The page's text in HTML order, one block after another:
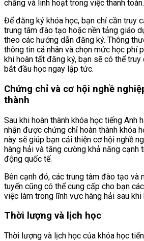
chăng và linh hoạt trong việc thanh toán.
Để đăng ký khóa học, bạn chỉ cần truy
trung tâm đào tạo hoặc nền tảng giáo
theo các hướng dẫn đăng ký. Thông
thông tin cá nhân và chọn mức học phí
khi hoàn tất đăng ký, bạn sẽ có thể
bắt đầu học ngay lập tức.
Chứng chỉ và cơ hội nghề
thành
Sau khi hoàn thành khóa học tiếng Anh
nhận được chứng chỉ hoàn thành khóa
này sẽ giúp bạn cải thiện cơ hội nghề
hàng hải và tăng cường khả năng cạnh
động quốc tế.
Bên cạnh đó, các trung tâm đào tạo và
tuyến cũng có thể cung cấp cho bạn
việc làm trong lĩnh vực hàng hải sau khi
Thời lượng và lịch học
Thời lượng và lịch học của khóa học